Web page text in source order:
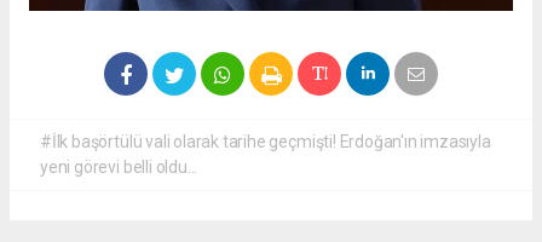
#İlk başörtülü vali olarak tarihe geçmişti! Erdoğan'ın imzasıyla
yeni görevi belli oldu...